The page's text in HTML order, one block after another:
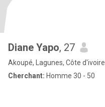
Diane Yapo, 27
Akoupé, Lagunes, Côte d'ivoire
Cherchant: Homme 30 - 50